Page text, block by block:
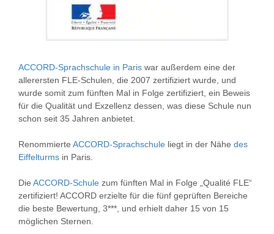
ACCORD-Sprachschule in Paris war außerdem eine der
allerersten FLE-Schulen, die 2007 zertifiziert wurde, und
wurde somit zum fünften Mal in Folge zertifiziert, ein Beweis
für die Qualität und Exzellenz dessen, was diese Schule nun
schon seit 35 Jahren anbietet.
Renommierte ACCORD-Sprachschule liegt in der Nähe des
Eiffelturms in Paris.
Die ACCORD-Schule zum fünften Mal in Folge „Qualité FLE“
zertifiziert! ACCORD erzielte für die fünf geprüften Bereiche
die beste Bewertung, 3***, und erhielt daher 15 von 15
möglichen Sternen.